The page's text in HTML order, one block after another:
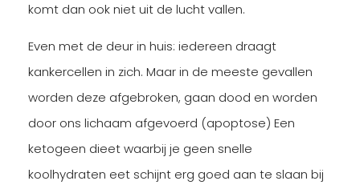
komt dan ook niet uit de lucht vallen.
Even met de deur in huis: iedereen draagt
kankercellen in zich. Maar in de meeste gevallen
worden deze afgebroken, gaan dood en worden
door ons lichaam afgevoerd (apoptose) Een
ketogeen dieet waarbij je geen snelle
koolhydraten eet schijnt erg goed aan te slaan bij